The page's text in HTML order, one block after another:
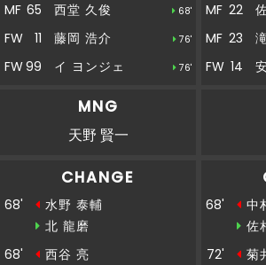
後半
23'
後半
23' １６西谷ＯＵＴ→６５西堂
23' ２５中村ＯＵＴ→２２佐相
後半
24'
む。これに反応した粟飯原
27' １０菊井ＯＵＴ→１４安藤
MF 65 西堂 久俊 68'
FW 11 藤岡 浩介 76'
FW99 イ ヨンジェ 76'
MNG
天野 賢一
CHANGE
68'
水野 泰輔
北 龍磨
68'
西谷 亮
MF 22
MF 23
FW 14
68'
中
佐
72'
菊